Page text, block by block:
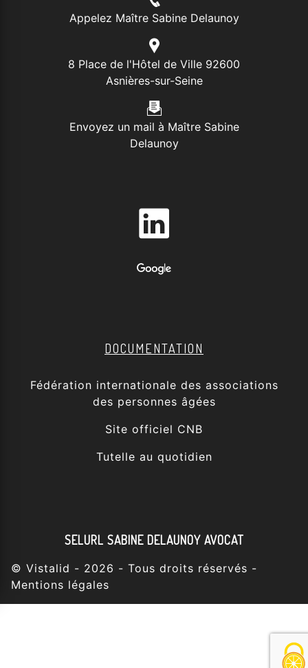
Appelez Maître Sabine Delaunoy
8 Place de l'Hôtel de Ville 92600
Asnières-sur-Seine
Envoyez un mail à Maître Sabine
Delaunoy
DOCUMENTATION
Fédération internationale des associations
des personnes âgées
Site officiel CNB
Tutelle au quotidien
SELURL SABINE DELAUNOY AVOCAT
© Vistalid - 2026 - Tous droits réservés -
Mentions légales